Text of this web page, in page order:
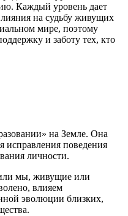
Каждый уровень дает
на судьбу живущих
мире, поэтому
и заботу тех, кто
на Земле. Она
исправления поведения
личности.
мы, живущие или
влияем
эволюции близких,